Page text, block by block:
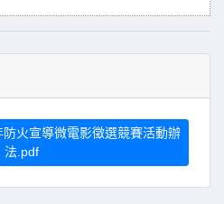
火宣導微電影徵選競賽活動辦
法.pdf